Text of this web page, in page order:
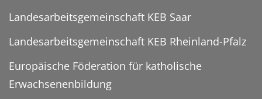
Landesarbeitsgemeinschaft KEB Saar
Landesarbeitsgemeinschaft KEB Rheinland-Pfalz
Europäische Föderation für katholische
Erwachsenenbildung